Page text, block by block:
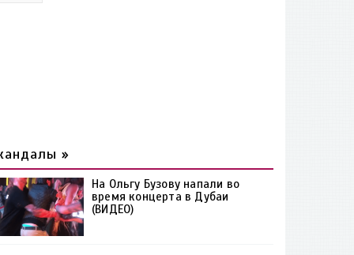
»
На Ольгу Бузову напали во
время концерта в Дубаи
(ВИДЕО)